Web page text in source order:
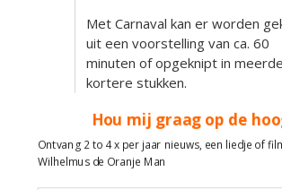
Met Carnaval kan er worden
uit een voorstelling van ca. 60
minuten of opgeknipt in
kortere stukken.
leuk & gek muzikaal
kinderprogramma. Zowel jong
oud kunnen zich uitleven, uit volle
Hou mij graag op de
Ontvang 2 to 4 x per jaar nieuws, een liedje of
Wilhelmus de Oranje Man